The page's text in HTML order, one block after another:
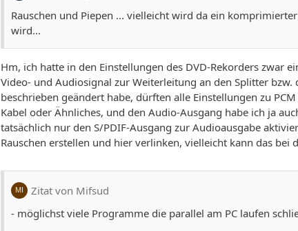
Rauschen und Piepen ... vielleicht wird da ein
wird...
Hm, ich hatte in den Einstellungen des DVD-Rekorders zwar
Video- und Audiosignal zur Weiterleitung an den Splitter
beschrieben geändert habe, dürften alle Einstellungen zu
Kabel oder Ähnliches, und den Audio-Ausgang habe ich ja
tatsächlich nur den S/PDIF-Ausgang zur Audioausgabe
Rauschen erstellen und hier verlinken, vielleicht kann das bei
Zitat von Mifsud
- möglichst viele Programme die parallel am PC laufen